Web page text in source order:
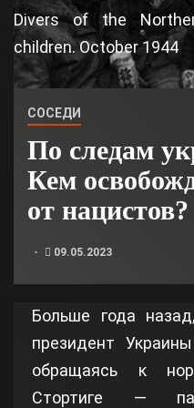
Divers of the
children. October 1944
СОСЕДИ
По следам
Кем
от нацистов?
09.05.2023
Больше года
президент
обращаясь к
Стортиге —